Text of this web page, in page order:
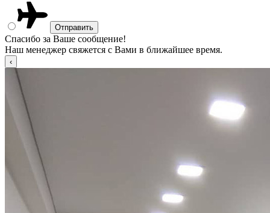
Спасибо за Ваше сообщение!
Наш менеджер свяжется с Вами в ближайшее время.